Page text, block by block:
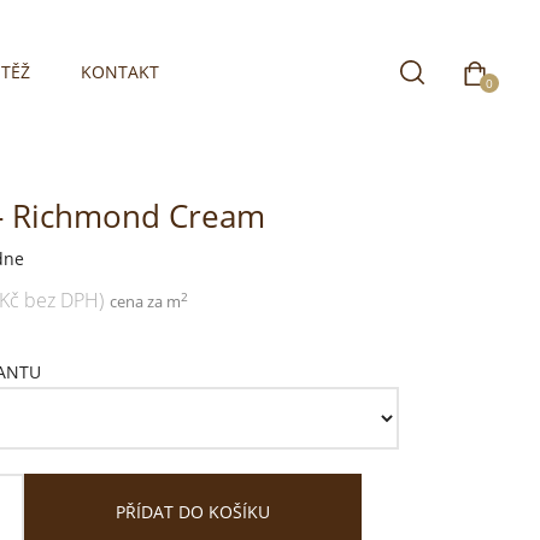
KONTAKT 0
Richmond Cream
bez DPH) cena za m2
PŘÍDAT DO KOŠÍKU